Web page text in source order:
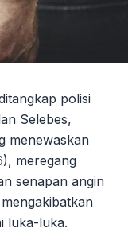
polisi
Selebes,
menewaskan
meregang
senapan angin
luka-luka.